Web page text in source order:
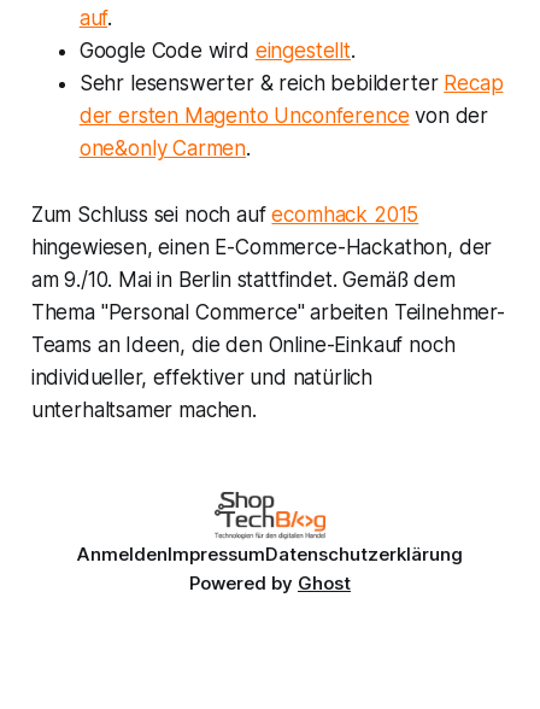
auf.
Google Code wird eingestellt.
Sehr lesenswerter & reich bebilderter Recap
der ersten Magento Unconference von der
one&only Carmen.
Zum Schluss sei noch aufecomhack 2015
hingewiesen, einen E-Commerce-Hackathon, der
am 9./10. Mai in Berlin stattfindet. Gemäß dem
Thema "Personal Commerce" arbeiten Teilnehmer-
Teams an Ideen, die den Online-Einkauf noch
individueller, effektiver und natürlich
unterhaltsamer machen.
AnmeldenImpressumDatenschutzerklärung
Powered by Ghost